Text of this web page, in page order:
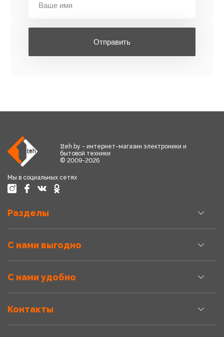
Отправить
1teh.by - интернет-магазин электроники и
бытовой техники
© 2009-2026
Мы в социальных сетях
Разделы
С нами выгодно
С нами удобно
Контакты